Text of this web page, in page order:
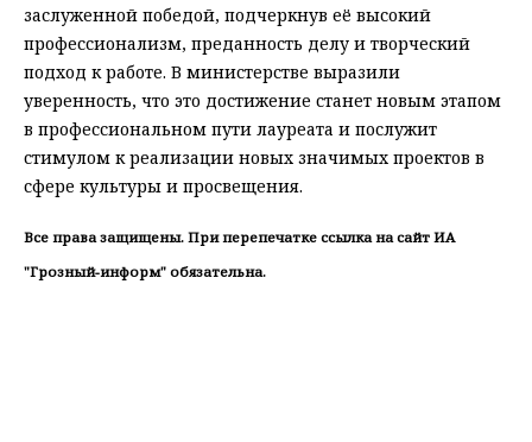
заслуженной победой, подчеркнув её высокий
профессионализм, преданность делу и творческий
подход к работе. В министерстве выразили
уверенность, что это достижение станет новым этапом
в профессиональном пути лауреата и послужит
стимулом к реализации новых значимых проектов в
сфере культуры и просвещения.
Все права защищены. При перепечатке ссылка на сайт ИА
"Грозный-информ" обязательна.